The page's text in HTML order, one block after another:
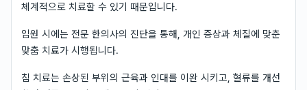
체계적으로 치료할 수 있기 때문입니다.
입원 시에는 전문 한의사의 진단을 통해, 개인 증상과 체질에 맞춘
맞춤 치료가 시행됩니다.
침 치료는 손상된 부위의 근육과 인대를 이완 시키고, 혈류를 개선